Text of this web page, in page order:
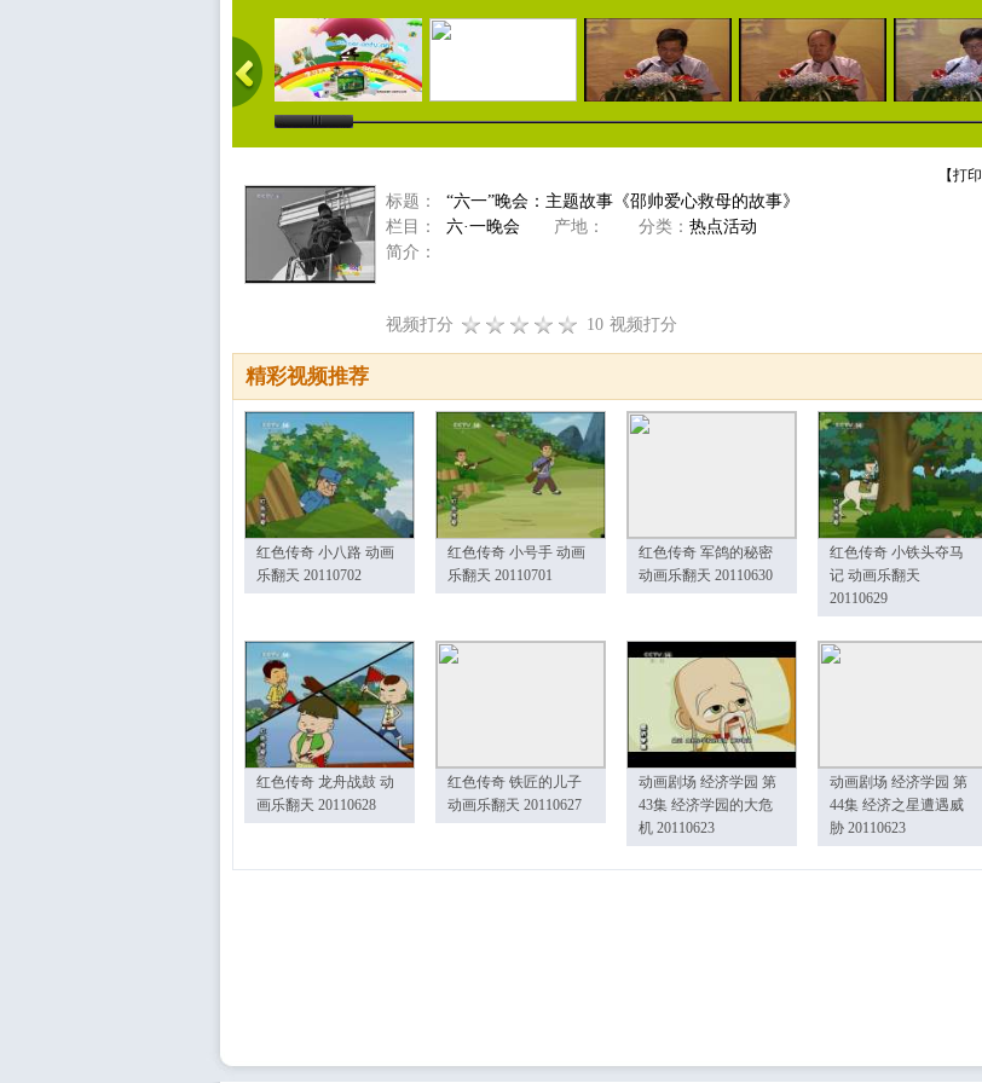
【打印
标题：
“六一”晚会：主题故事《邵帅爱心救母的故事》
栏目：
六·一晚会 产地： 分类： 热点活动
简介：
视频打分 10 视频打分
精彩视频推荐
红色传奇 小八路 动画
乐翻天 20110702
红色传奇 小号手 动画
乐翻天 20110701
红色传奇 军鸽的秘密
动画乐翻天 20110630
红色传奇 小铁头夺马
记 动画乐翻天
20110629
红色传奇 龙舟战鼓 动
画乐翻天 20110628
红色传奇 铁匠的儿子
动画乐翻天 20110627
动画剧场 经济学园 第
43集 经济学园的大危
机 20110623
动画剧场 经济学园 第
44集 经济之星遭遇威
胁 20110623